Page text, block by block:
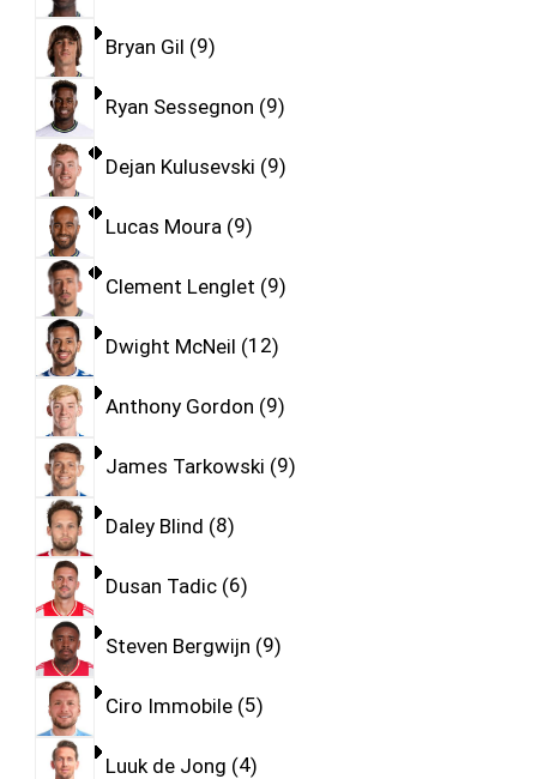
Bryan Gil 9
Ryan Sessegnon 9
Dejan Kulusevski 9
Lucas Moura 9
Clement Lenglet 9
Dwight McNeil 12
Anthony Gordon 9
James Tarkowski 9
Daley Blind 8
Dusan Tadic 6
Steven Bergwijn 9
Ciro Immobile 5
Luuk de Jong 4